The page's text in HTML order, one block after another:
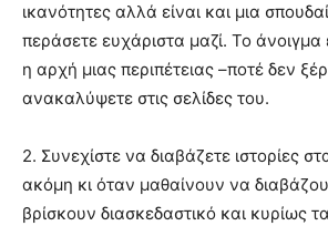
ικανότητες αλλά είναι και µια
περάσετε ευχάριστα µαζί. Το άνοιγµα
η αρχή µιας περιπέτειας –ποτέ δεν
ανακαλύψετε στις σελίδες του.
2. Συνεχίστε να διαβάζετε ιστορίες
ακόµη κι όταν µαθαίνουν να
βρίσκουν διασκεδαστικό και κυρίως